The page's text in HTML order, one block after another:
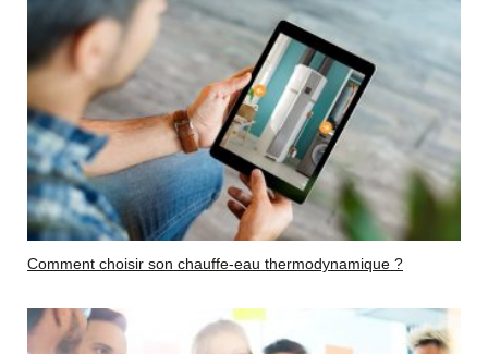
Comment choisir son chauffe-eau thermodynamique ?